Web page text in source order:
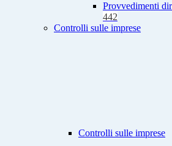
Provvedimenti
442
Controlli sulle imprese
Controlli sulle imprese